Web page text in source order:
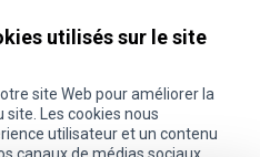
utilisés sur le site
site Web pour améliorer la
Les cookies nous
utilisateur et un contenu